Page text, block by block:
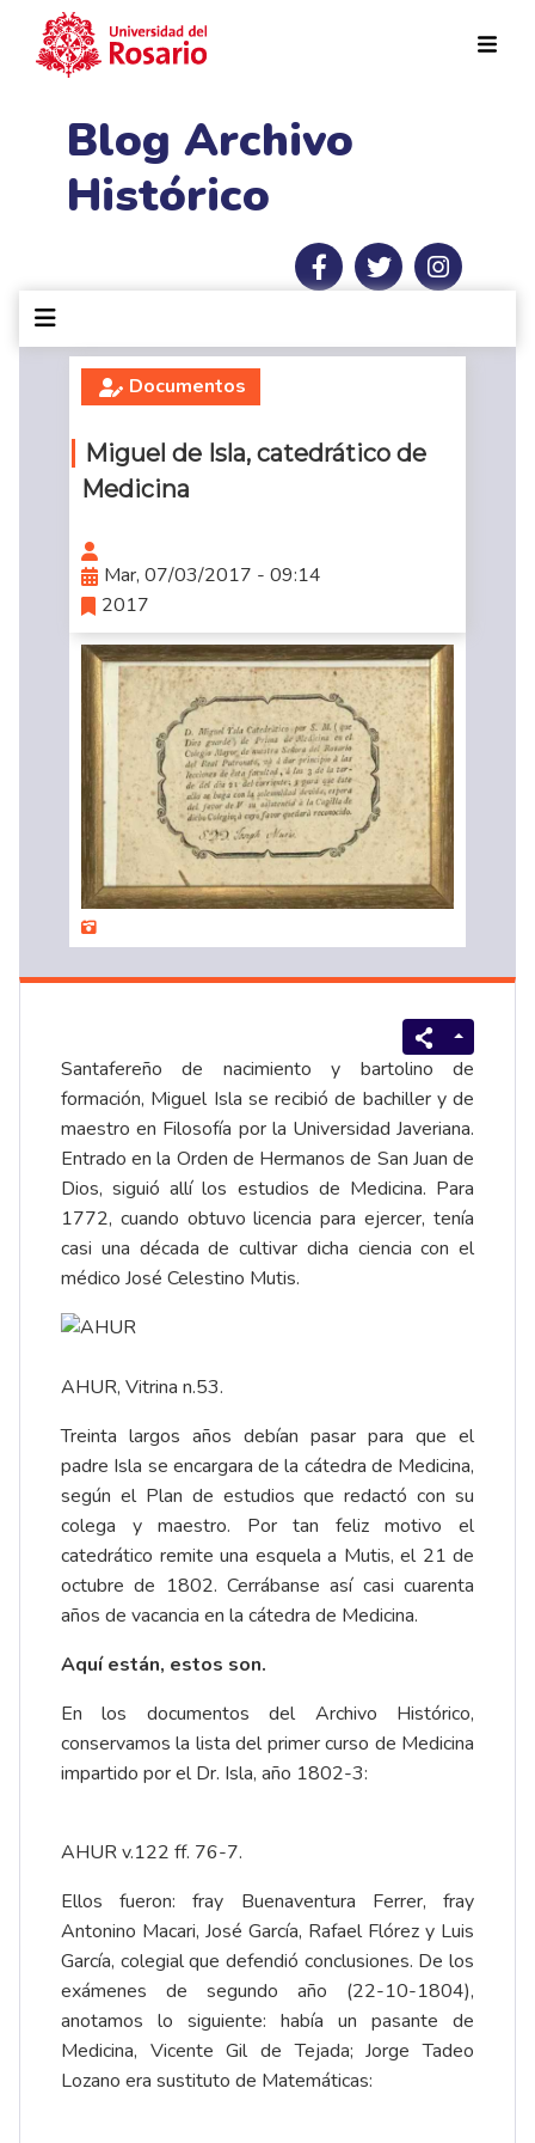
Blog Archivo
Histórico
Documentos
Miguel de Isla, catedrático de
Medicina
Mar, 07/03/2017 - 09:14
2017
Santafereño de nacimiento y bartolino de
formación, Miguel Isla se recibió de bachiller y de
maestro en Filosofía por la Universidad Javeriana.
Entrado en la Orden de Hermanos de San Juan de
Dios, siguió allí los estudios de Medicina. Para
1772, cuando obtuvo licencia para ejercer, tenía
casi una década de cultivar dicha ciencia con el
médico José Celestino Mutis.
AHUR, Vitrina n.53.
Treinta largos años debían pasar para que el
padre Isla se encargara de la cátedra de Medicina,
según el Plan de estudios que redactó con su
colega y maestro. Por tan feliz motivo el
catedrático remite una esquela a Mutis, el 21 de
octubre de 1802. Cerrábanse así casi cuarenta
años de vacancia en la cátedra de Medicina.
Aquí están, estos son.
En los documentos del Archivo Histórico,
conservamos la lista del primer curso de Medicina
impartido por el Dr. Isla, año 1802-3:
AHUR v.122 ff. 76-7.
Ellos fueron: fray Buenaventura Ferrer, fray
Antonino Macari, José García, Rafael Flórez y Luis
García, colegial que defendió conclusiones. De los
exámenes de segundo año (22-10-1804),
anotamos lo siguiente: había un pasante de
Medicina, Vicente Gil de Tejada; Jorge Tadeo
Lozano era sustituto de Matemáticas: